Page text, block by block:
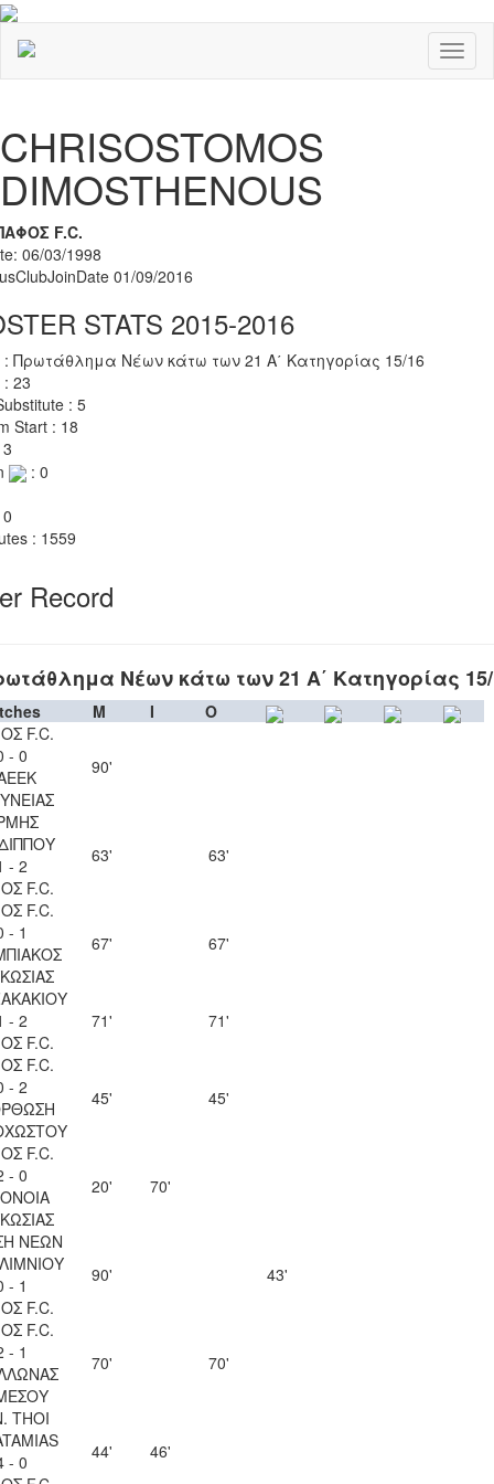
CHRISOSTOMOS
DIMOSTHENOUS
F.C.
06/03/1998
01/09/2016
STATS 2015-2016
: Πρωτάθλημα Νέων κάτω των 21 Α΄ Κατηγορίας 15/16
: 23
: 5
Start : 18
: 0
: 1559
Record
Νέων κάτω των 21 Α΄ Κατηγορίας
M I
O
F.C.
- 0
90'
- 2
F.C.
63' 63'
F.C.
- 1
67' 67'
- 2
F.C.
71'
71'
F.C.
- 2
45' 45'
F.C.
- 0
20' 70'
ΝΕΩΝ
- 1
F.C.
90' 43'
F.C.
- 1
70' 70'
THOI
- 0
44' 46'